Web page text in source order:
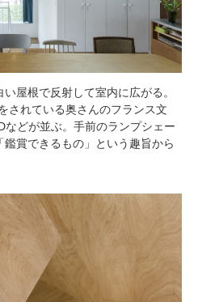
屋根で反射して室内に広がる。
されている奥さんのフランス文
などが並ぶ。手前のランプシェー
鑑賞できるもの」という趣旨から